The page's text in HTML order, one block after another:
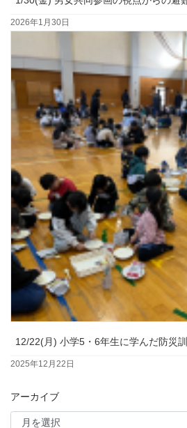
2026年1月30日
12/22(月) 小学5・6年生に学んだ防災訓
2025年12月22日
アーカイブ